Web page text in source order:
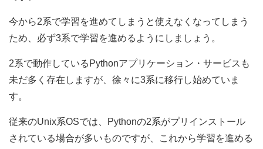
今から2系で学習を進めてしまうと使えなくなってしまう
ため、必ず3系で学習を進めるようにしましょう。
2系で動作しているPythonアプリケーション・サービスも
未だ多く存在しますが、徐々に3系に移行し始めていま
す。
従来のUnix系OSでは、Pythonの2系がプリインストール
されている場合が多いものですが、これから学習を進める